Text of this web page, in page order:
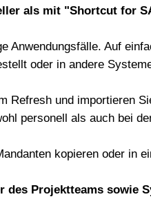
als mit "Shortcut for
Anwendungsfälle. Auf
oder in andere
Refresh und importieren
personell als auch bei
kopieren oder in
des Projektteams sowie